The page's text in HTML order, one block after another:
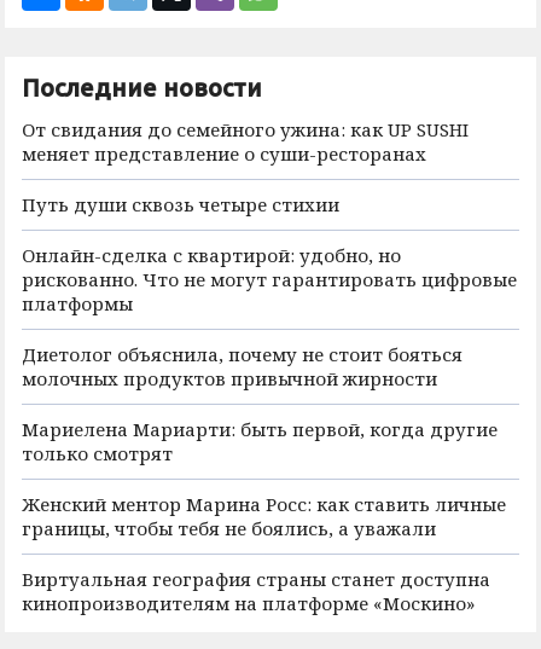
Последние новости
От свидания до семейного ужина: как UP SUSHI
меняет представление о суши-ресторанах
Путь души сквозь четыре стихии
Онлайн-сделка с квартирой: удобно, но
рискованно. Что не могут гарантировать цифровые
платформы
Диетолог объяснила, почему не стоит бояться
молочных продуктов привычной жирности
Мариелена Мариарти: быть первой, когда другие
только смотрят
Женский ментор Марина Росс: как ставить личные
границы, чтобы тебя не боялись, а уважали
Виртуальная география страны станет доступна
кинопроизводителям на платформе «Москино»